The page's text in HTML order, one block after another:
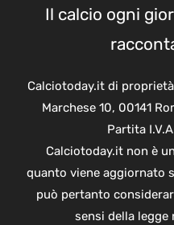
Il calcio ogni
Calciotoday.it di
Marchese 10, 00141
Partita
Calciotoday.it non è
quanto viene aggiornato
può pertanto
sensi della legge